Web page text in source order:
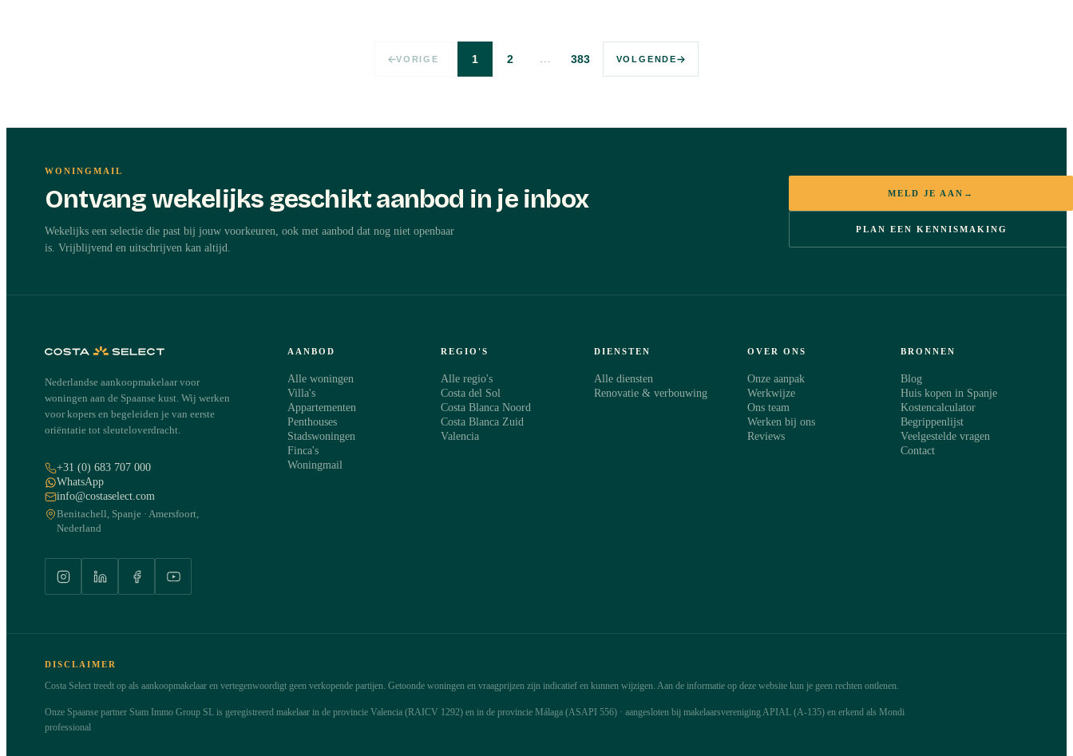
VORIGE 1 2 … 383 VOLGENDE
WONINGMAIL
Ontvang wekelijks geschikt aanbod in je inbox
Wekelijks een selectie die past bij jouw voorkeuren, ook met aanbod dat nog niet openbaar
is. Vrijblijvend en uitschrijven kan altijd.
MELD JE AAN →
PLAN EEN KENNISMAKING
Nederlandse aankoopmakelaar voor
woningen aan de Spaanse kust. Wij werken
voor kopers en begeleiden je van eerste
oriëntatie tot sleuteloverdracht.
+31 (0) 683 707 000
WhatsApp
info@costaselect.com
Benitachell, Spanje · Amersfoort,
Nederland
AANBOD
Alle woningen
Villa's
Appartementen
Penthouses
Stadswoningen
Finca's
Woningmail
REGIO'S
Alle regio's
Costa del Sol
Costa Blanca Noord
Costa Blanca Zuid
Valencia
DIENSTEN
Alle diensten
Renovatie & verbouwing
OVER ONS
Onze aanpak
Werkwijze
Ons team
Werken bij ons
Reviews
BRONNEN
Blog
Huis kopen in Spanje
Kostencalculator
Begrippenlijst
Veelgestelde vragen
Contact
DISCLAIMER
Costa Select treedt op als aankoopmakelaar en vertegenwoordigt geen verkopende partijen. Getoonde woningen en vraagprijzen zijn indicatief en kunnen wijzigen. Aan de informatie op deze website kun je geen rechten ontlenen.
Onze Spaanse partner Stam Immo Group SL is geregistreerd makelaar in de provincie Valencia (RAICV 1292) en in de provincie Málaga (ASAPI 556) · aangesloten bij makelaarsvereniging APIAL (A-135) en erkend als Mondi
professional